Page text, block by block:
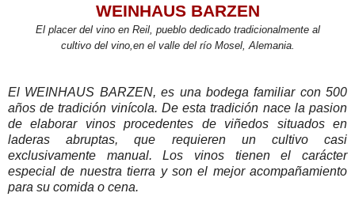
WEINHAUS BARZEN
El placer del vino en Reil, pueblo dedicado tradicionalmente al
cultivo del vino,en el valle del río Mosel, Alemania.
El WEINHAUS BARZEN, es una bodega familiar con 500
años de tradición vinícola. De esta tradición nace la pasion
de elaborar vinos procedentes de viñedos situados en
laderas abruptas, que requieren un cultivo casi
exclusivamente manual. Los vinos tienen el carácter
especial de nuestra tierra y son el mejor acompañamiento
para su comida o cena.